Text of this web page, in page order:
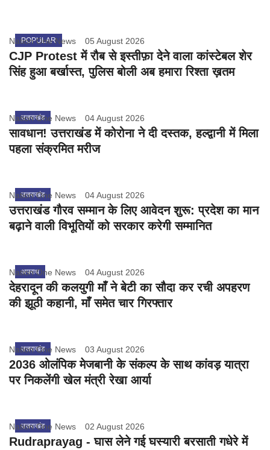
POPULAR
Nation One News 05 August 2026
CJP Protest में रौब से इस्तीफ़ा देने वाला कांस्टेबल शेर
सिंह हुआ बर्खास्त, पुलिस बोली अब हमारा रिश्ता ख़तम
उत्तराखंड
Nation One News 04 August 2026
सावधान! उत्तराखंड में कोरोना ने दी दस्तक, हल्द्वानी में मिला
पहला संक्रमित मरीज
उत्तराखंड
Nation One News 04 August 2026
उत्तराखंड गौरव सम्मान के लिए आवेदन शुरू: प्रदेश का मान
बढ़ाने वाली विभूतियों को सरकार करेगी सम्मानित
अपराध
Nation One News 04 August 2026
देहरादून की कलयुगी माँ ने बेटी का सौदा कर रची अपहरण
की झूठी कहानी, माँ समेत चार गिरफ्तार
उत्तराखंड
Nation One News 03 August 2026
2036 ओलंपिक मेजबानी के संकल्प के साथ कांवड़ यात्रा
पर निकलेंगी खेल मंत्री रेखा आर्या
उत्तराखंड
Nation One News 02 August 2026
Rudraprayag - घास लेने गई घस्यारी बरसाती गधेरे में